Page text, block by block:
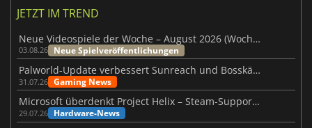
JETZT IM TREND
Neue Videospiele der Woche – August 2026 (Woche 32)
03.08.26 Neue Spielveröffentlichungen
Palworld-Update verbessert Sunreach und Bosskämpfe deutlich
31.07.26 Gaming News
Microsoft überdenkt Project Helix – Steam-Support gefährdet
29.07.26 Hardware-News